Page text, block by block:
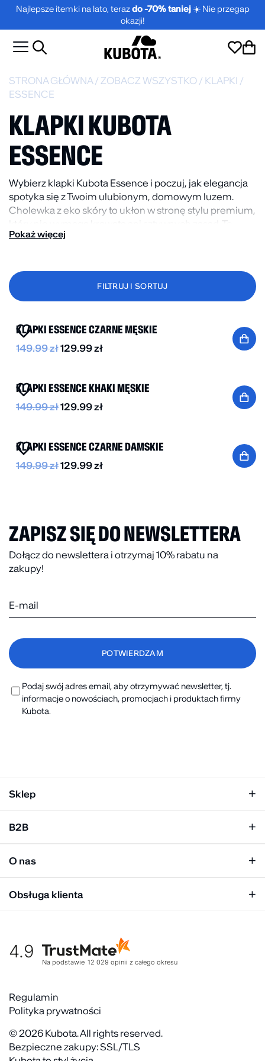
Najlepsze itemki na lato, terazdo -70% taniej☀️ Nie przegap
okazji!
STRONA GŁÓWNA / ZOBACZ WSZYSTKO / KLAPKI /
ESSENCE
KLAPKI KUBOTA
ESSENCE
Wybierz klapki Kubota Essence i poczuj, jak elegancja
spotyka się z Twoim ulubionym, domowym luzem.
Cholewka z eko skóry to ukłon w stronę stylu premium,
kuboty to Twój bilet do świata, gdzie wygoda i szyk idą
Pokaż więcej
FILTRUJ I SORTUJ
-15%
KLAPKI ESSENCE CZARNE MĘSKIE
149.99zł129.99zł
KLAPKI ESSENCE KHAKI MĘSKIE
149.99zł129.99zł
KLAPKI ESSENCE CZARNE DAMSKIE
149.99zł129.99zł
ZAPISZ SIĘ DO NEWSLETTERA
Dołącz do newslettera i otrzymaj 10% rabatu na
zakupy!
Podaj swój adres email, aby otrzymywać newsletter, tj.
informacje o nowościach, promocjach i produktach firmy
Kubota.
Sklep
Klapki męskie
Mężczyzna
B2B
Panel hurtowy
O nas
Biuro prasowe
Kultura organizacyjna
Rekrutujemy
Obsługa klienta
Warunki dostawy
Zwroty
Kontakt
FAQ
4.9
Na podstawie 12 029 opinii z całego okresu
Regulamin
Polityka prywatności
© 2026 Kubota. All rights reserved.
Bezpieczne zakupy: SSL/TLS